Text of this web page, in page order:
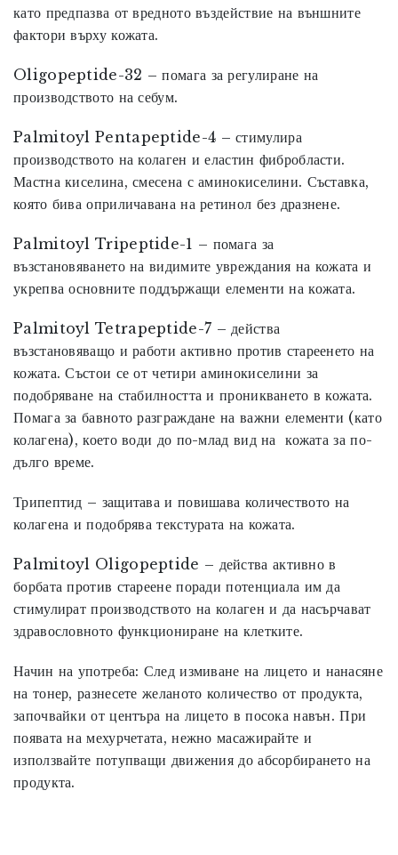
като предпазва от вредното въздействие на външните
фактори върху кожата.
Oligopeptide-32 – помага за регулиране на
производството на себум.
Palmitoyl Pentapeptide-4 – стимулира
производството на колаген и еластин фибробласти.
Мастна киселина, смесена с аминокиселини. Съставка,
която бива оприличавана на ретинол без дразнене.
Palmitoyl Tripeptide-1 – помага за
възстановяването на видимите увреждания на кожата и
укрепва основните поддържащи елементи на кожата.
Palmitoyl Tetrapeptide-7 – действа
възстановяващо и работи активно против стареенето на
кожата. Състои се от четири аминокиселини за
подобряване на стабилността и проникването в кожата.
Помага за бавното разграждане на важни елементи (като
колагена), което води до по-млад вид на кожата за по-
дълго време.
Трипептид – защитава и повишава количеството на
колагена и подобрява текстурата на кожата.
Palmitoyl Oligopeptide – действа активно в
борбата против стареене поради потенциала им да
стимулират производството на колаген и да насърчават
здравословното функциониране на клетките.
Начин на употреба: След измиване на лицето и нанасяне
на тонер, разнесете желаното количество от продукта,
започвайки от центъра на лицето в посока навън. При
появата на мехурчетата, нежно масажирайте и
използвайте потупващи движения до абсорбирането на
продукта.